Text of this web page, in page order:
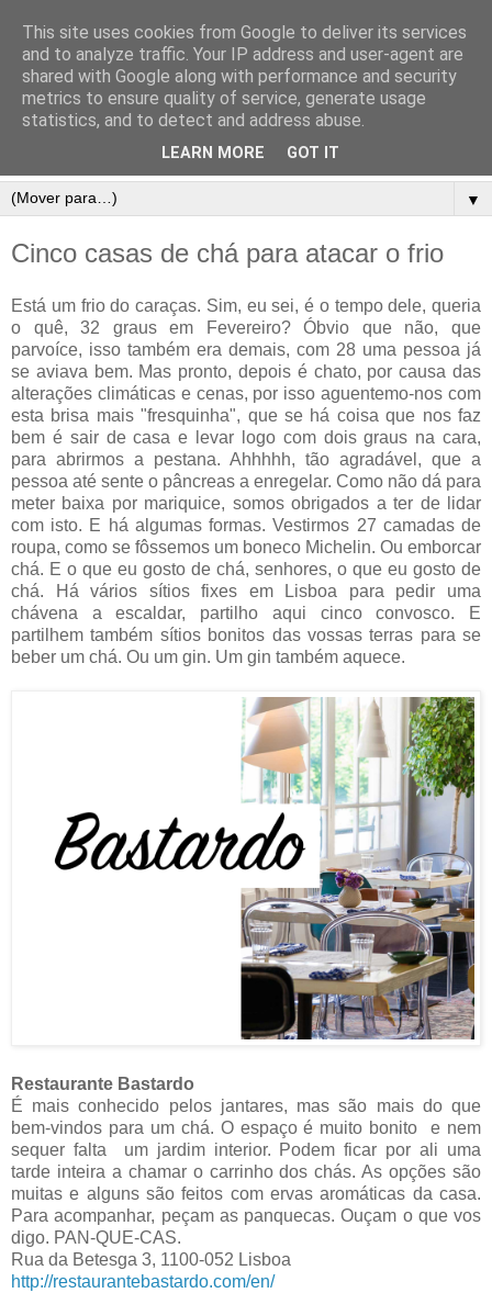
▼
Cinco casas de chá para atacar o frio
Está um frio do caraças. Sim, eu sei, é o tempo dele, queria
o quê, 32 graus em Fevereiro? Óbvio que não, que
parvoíce, isso também era demais, com 28 uma pessoa já
se aviava bem. Mas pronto, depois é chato, por causa das
alterações climáticas e cenas, por isso aguentemo-nos com
esta brisa mais "fresquinha", que se há coisa que nos faz
bem é sair de casa e levar logo com dois graus na cara,
para abrirmos a pestana. Ahhhhh, tão agradável, que a
pessoa até sente o pâncreas a enregelar. Como não dá para
meter baixa por mariquice, somos obrigados a ter de lidar
com isto. E há algumas formas. Vestirmos 27 camadas de
roupa, como se fôssemos um boneco Michelin. Ou emborcar
chá. E o que eu gosto de chá, senhores, o que eu gosto de
chá. Há vários sítios fixes em Lisboa para pedir uma
chávena a escaldar, partilho aqui cinco convosco. E
partilhem também sítios bonitos das vossas terras para se
beber um chá. Ou um gin. Um gin também aquece.
Restaurante Bastardo
É mais conhecido pelos jantares, mas são mais do que
bem-vindos para um chá. O espaço é muito bonito e nem
sequer falta um jardim interior. Podem ficar por ali uma
tarde inteira a chamar o carrinho dos chás. As opções são
muitas e alguns são feitos com ervas aromáticas da casa.
Para acompanhar, peçam as panquecas. Ouçam o que vos
digo. PAN-QUE-CAS.
Rua da Betesga 3, 1100-052 Lisboa
http://restaurantebastardo.com/en/
This site uses cookies from Google to deliver its services
and to analyze traffic. Your IP address and user-agent are
shared with Google along with performance and security
metrics to ensure quality of service, generate usage
statistics, and to detect and address abuse.
LEARN MORE GOT IT